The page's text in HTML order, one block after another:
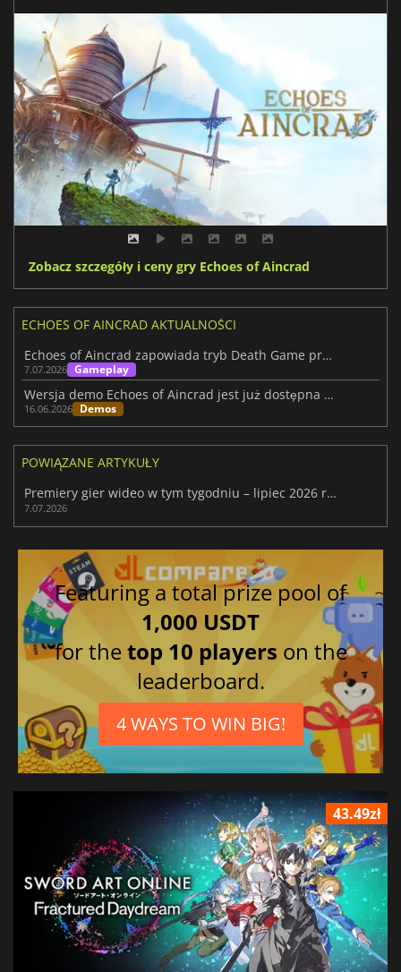
Zobacz szczegóły i ceny gry Echoes of Aincrad
ECHOES OF AINCRAD AKTUALNOŚCI
Echoes of Aincrad zapowiada tryb Death Game przed premierą
7.07.2026 Gameplay
Wersja demo Echoes of Aincrad jest już dostępna na Steamie przed premierą
16.06.2026 Demos
POWIĄZANE ARTYKUŁY
Premiery gier wideo w tym tygodniu – lipiec 2026 r. (28. tydzień)
7.07.2026
Featuring a total prize pool of
1,000 USDT
for thetop 10 players on the
leaderboard.
4 WAYS TO WIN BIG!
43.49zł